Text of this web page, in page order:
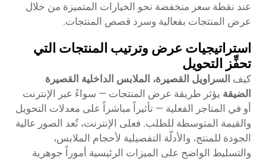
عند نقطة سعر منخفضة نحو الخيارات المتميزة من خلال
عرض المنتجات بفعالية وسرد قصص المنتجات.
استراتيجيات عرض وترتيب المنتجات التي
تحفِّز التحويل
كيف السراويل القصيرة، الملابس الداخلية القصيرة
الضيقة يؤثر طريقة عرض المنتجات — سواءً عبر الإنترنت
أو في المتاجر الفعلية — تأثيراً مباشراً على معدلات التحويل
والقيمة المتوسطة للطلب. فعلى الإنترنت، تُعد الصور عالية
الجودة للمنتج، والأدلّة التفصيلية لأحجام الملابس،
والتسليط الواضح على الميزات الرئيسية أموراً جوهرية